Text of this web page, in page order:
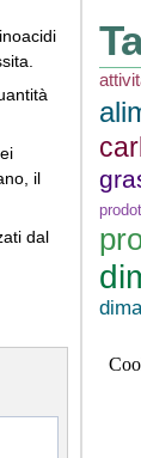
il
dal